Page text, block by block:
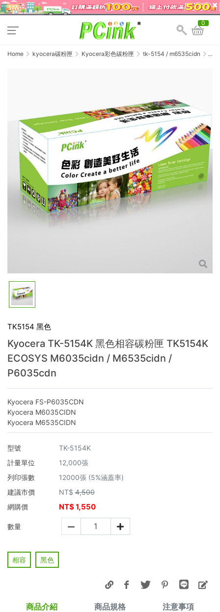
0
Home kyocera碳粉匣 Kyocera彩色碳粉匣
tk-5154 / m6535cidn
匣
/
TK5154 黑色
Kyocera TK-5154K 黑色相容碳粉匣 TK5154K
ECOSYS M6035cidn / M6535cidn /
P6035cdn
Kyocera FS-P6035CDN
Kyocera M6035CIDN
Kyocera M6535CIDN
型號
TK-5154K
計量單位
12,000張
列印張數
12000張 (5%涵蓋率)
建議市價
NT$ 4,500
網購價
NT$1,550
數量
相容 黑色
商品介紹 商品規格 注意事項